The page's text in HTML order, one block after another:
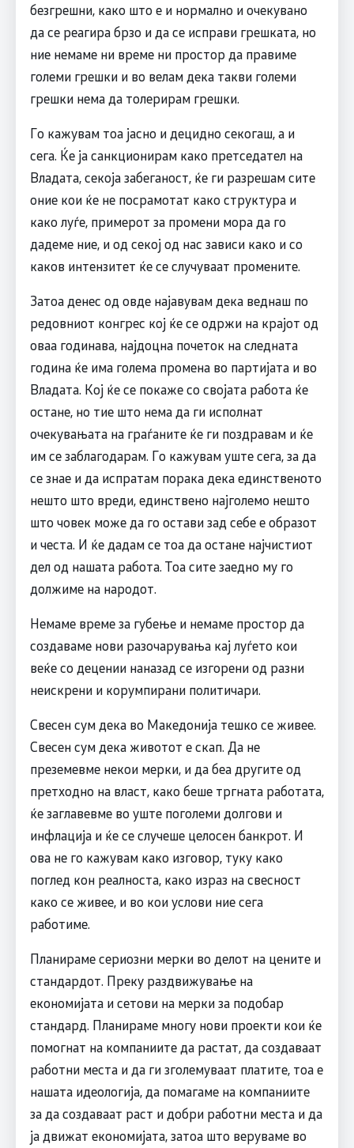
безгрешни, како што е и нормално и очекувано
да се реагира брзо и да се исправи грешката, но
ние немаме ни време ни простор да правиме
големи грешки и во велам дека такви големи
грешки нема да толерирам грешки.
Го кажувам тоа јасно и децидно секогаш, а и
сега. Ќе ја санкционирам како претседател на
Владата, секоја забеганост, ќе ги разрешам сите
оние кои ќе не посрамотат како структура и
како луѓе, примерот за промени мора да го
дадеме ние, и од секој од нас зависи како и со
каков интензитет ќе се случуваат промените.
Затоа денес од овде најавувам дека веднаш по
редовниот конгрес кој ќе се одржи на крајот од
оваа годинава, најдоцна почеток на следната
година ќе има голема промена во партијата и во
Владата. Кој ќе се покаже со својата работа ќе
остане, но тие што нема да ги исполнат
очекувањата на граѓаните ќе ги поздравам и ќе
им се заблагодарам. Го кажувам уште сега, за да
се знае и да испратам порака дека единственото
нешто што вреди, единствено најголемо нешто
што човек може да го остави зад себе е образот
и честа. И ќе дадам се тоа да остане најчистиот
дел од нашата работа. Тоа сите заедно му го
должиме на народот.
Немаме време за губење и немаме простор да
создаваме нови разочарувања кај луѓето кои
веќе со децении наназад се изгорени од разни
неискрени и корумпирани политичари.
Свесен сум дека во Македонија тешко се живее.
Свесен сум дека животот е скап. Да не
преземевме некои мерки, и да беа другите од
претходно на власт, како беше тргната работата,
ќе заглавевме во уште поголеми долгови и
инфлација и ќе се случеше целосен банкрот. И
ова не го кажувам како изговор, туку како
поглед кон реалноста, како израз на свесност
како се живее, и во кои услови ние сега
работиме.
Планираме сериозни мерки во делот на цените и
стандардот. Преку раздвижување на
економијата и сетови на мерки за подобар
стандард. Планираме многу нови проекти кои ќе
помогнат на компаниите да растат, да создаваат
работни места и да ги зголемуваат платите, тоа е
нашата идеологија, да помагаме на компаниите
за да создаваат раст и добри работни места и да
ја движат економијата, затоа што веруваме во